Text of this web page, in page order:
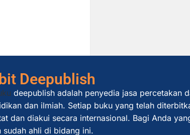
Deepublish
deepublish adalah penyedia jasa percetakan
dan ilmiah. Setiap buku yang telah
dan diakui secara internasional. Bagi Anda
sudah ahli di bidang ini.